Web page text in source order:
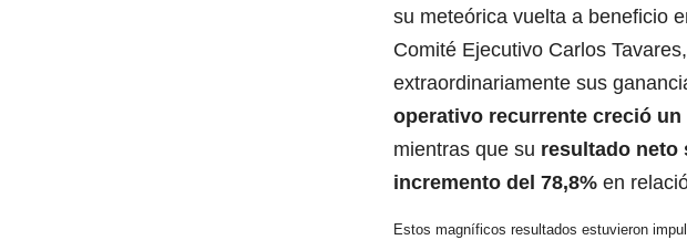
su meteórica vuelta a beneficio
Comité Ejecutivo Carlos
extraordinariamente sus
operativo recurrente creció
mientras que su resultado neto
incremento del 78,8% en
Estos magníficos resultados estuvieron